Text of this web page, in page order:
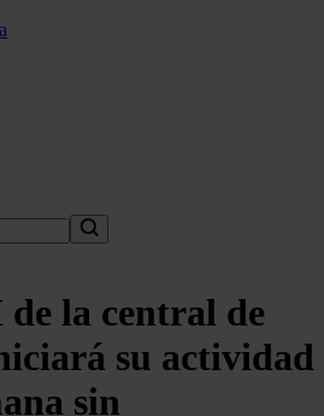
la central de
su actividad
sin